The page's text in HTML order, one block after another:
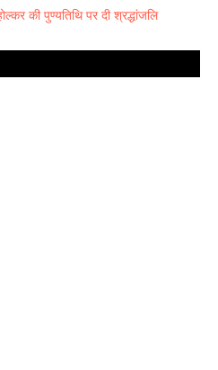
की पुण्यतिथि पर दी श्रद्धांजलि